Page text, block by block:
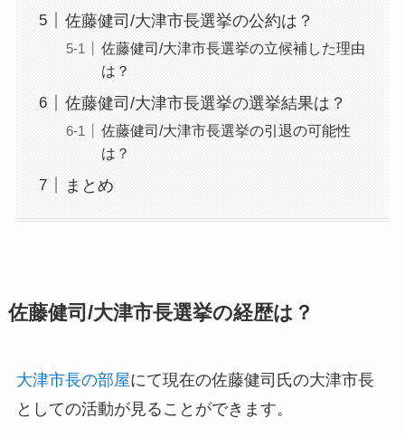
佐藤健司/大津市長選挙の公約は？
佐藤健司/大津市長選挙の立候補した理由
は？
佐藤健司/大津市長選挙の選挙結果は？
佐藤健司/大津市長選挙の引退の可能性
は？
まとめ
佐藤健司/大津市長選挙の経歴は？
大津市長の部屋にて現在の佐藤健司氏の大津市長
としての活動が見ることができます。